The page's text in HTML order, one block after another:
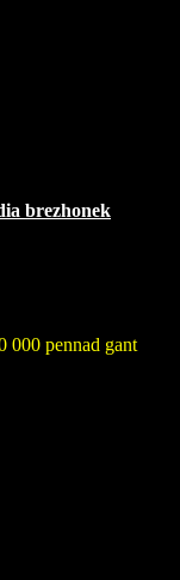
brezhonek
000 pennad gant